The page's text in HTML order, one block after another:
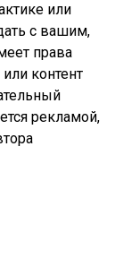
или
с вашим,
права
контент
рекламой,